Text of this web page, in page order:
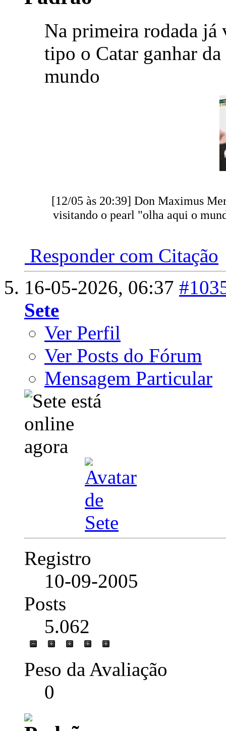
Na primeira rodada já
tipo o Catar ganhar
mundo
[12/05 às 20:39] Don Maximus
visitando o pearl "olha aqui o
Responder com Citação
16-05-2026, 06:37
Sete
Ver Perfil
Ver Posts do Fórum
Mensagem Particular
Registro
10-09-2005
Posts
5.062
Peso da Avaliação
0